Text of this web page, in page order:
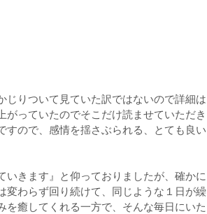
りついて見ていた訳ではないので詳細は
っていたのでそこだけ読ませていただき
すので、感情を揺さぶられる、とても良い
いきます』と仰っておりましたが、確かに
変わらず回り続けて、同じような１日が繰
を癒してくれる一方で、そんな毎日にいた